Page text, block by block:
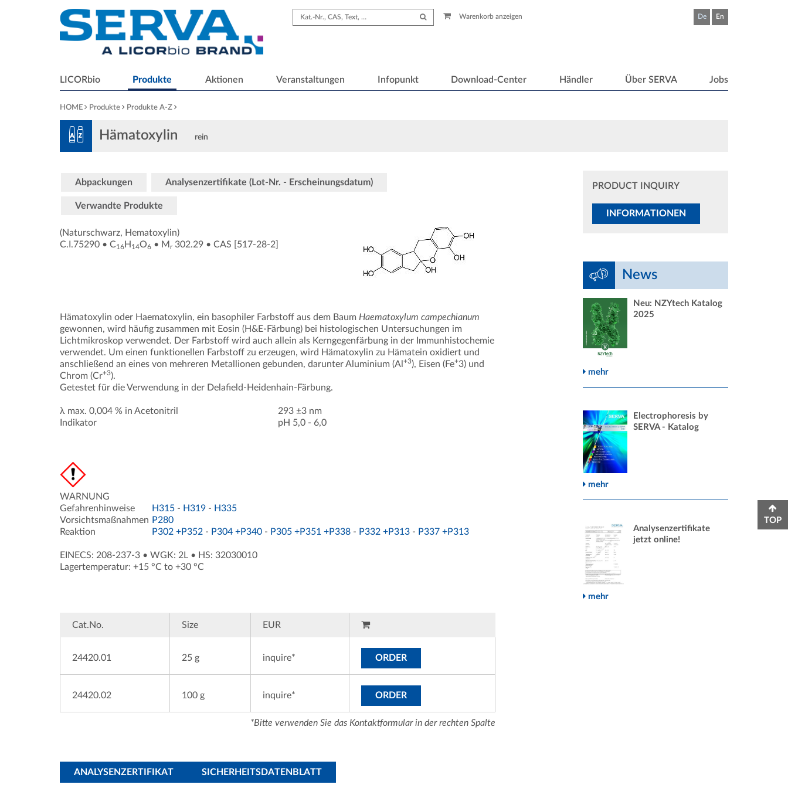
Warenkorb anzeigen De En
LICORbio Produkte Aktionen Veranstaltungen Infopunkt Download-Center Händler Über SERVA Jobs
HOME Produkte Produkte A-Z
Hämatoxylin rein
Abpackungen Analysenzertifikate (Lot-Nr. - Erscheinungsdatum)
Verwandte Produkte
(Naturschwarz, Hematoxylin)
C.I.75290 • C16 H 14O6 • M r302.29 • CAS [517-28-2
Hämatoxylin oder Haematoxylin, ein basophiler Farbstoff aus dem Baum Haematoxylum campechianum
gewonnen, wird häufig zusammen mit Eosin (H&E-Färbung) bei histologischen Untersuchungen im
Lichtmikroskop verwendet. Der Farbstoff wird auch allein als Kerngegenfärbung in der Immunhistochemie
verwendet. Um einen funktionellen Farbstoff zu erzeugen, wird Hämatoxylin zu Hämatein oxidiert und
anschließend an eines von mehreren Metallionen gebunden, darunter Aluminium (Al +3), Eisen (Fe+3) und
Chrom (Cr+3).
Getestet für die Verwendung in der Delafield-Heidenhain-Färbung.
λ max. 0,004 % in Acetonitril
Indikator
293 ±3 nm
pH 5,0 - 6,0
WARNUNG
Gefahrenhinweise
H315 - H319 - H335
Vorsichtsmaßnahmen P280
Reaktion
P302 +P352 - P304 +P340 - P305 +P351 +P338 - P332 +P313 - P337 +P313
EINECS: 208-237-3 • WGK: 2L • HS: 32030010
Lagertemperatur: +15 °C to +30 °C
Cat.No. Size EUR
24420.01 25 g inquire* ORDER
24420.02 100 g inquire* ORDER
*Bitte verwenden Sie das Kontaktformular in der rechten Spalte
ANALYSENZERTIFIKAT SICHERHEITSDATENBLATT
PRODUCT INQUIRY
INFORMATIONEN
News
Neu: NZYtech Katalog
2025
mehr
Electrophoresis by
SERVA - Katalog
mehr
Analysenzertifikate
jetzt online!
mehr
TOP